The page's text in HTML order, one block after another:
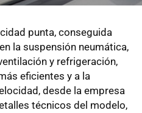
punta, conseguida
la suspensión neumática,
y refrigeración,
eficientes y a la
desde la empresa
técnicos del modelo,